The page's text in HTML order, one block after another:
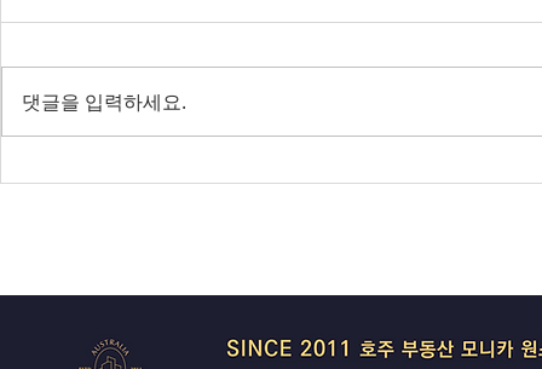
월 8일
댓글을 입력하세요.